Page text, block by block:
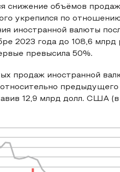
снижение объёмов
укрепился по
иностранной валюты
2023 года до 108,6
превысила 50%.
продаж иностранной
относительно
12,9 млрд долл. США